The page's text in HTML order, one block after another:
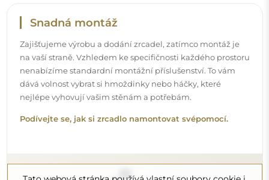
Snadná montáž
Zajišťujeme výrobu a dodání zrcadel, zatímco montáž je
na vaší straně. Vzhledem ke specifičnosti každého prostoru
nenabízíme standardní montážní příslušenství. To vám
dává volnost vybrat si hmoždinky nebo háčky, které
nejlépe vyhovují vašim stěnám a potřebám.
Podívejte se, jak si zrcadlo namontovat svépomocí.